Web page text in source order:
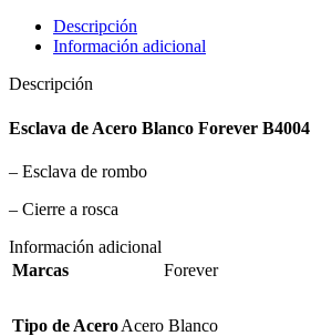
Descripción
Información adicional
Descripción
Esclava de Acero Blanco Forever B4004
– Esclava de rombo
– Cierre a rosca
Información adicional
Marcas
Forever
Tipo de AceroAcero Blanco